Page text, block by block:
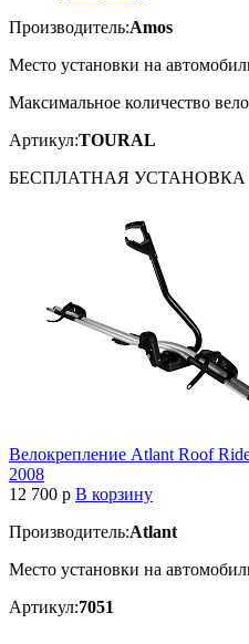
Производитель:Amos
Место установки на
Максимальное количество
Артикул:TOURAL
БЕСПЛАТНАЯ УСТАНОВКА
Велокрепление Atlant Roof
2008
12 700 p В корзину
Производитель:Atlant
Место установки на
Артикул:7051